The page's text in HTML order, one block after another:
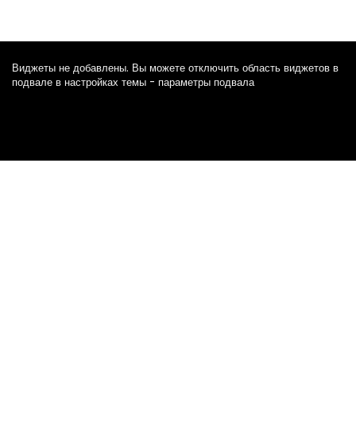
Виджеты не добавлены. Вы можете отключить область виджетов в
подвале в настройках темы - параметры подвала